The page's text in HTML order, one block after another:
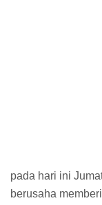
pada hari ini
berusaha